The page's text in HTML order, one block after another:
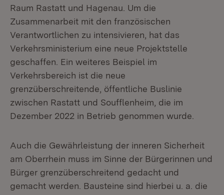
Raum Rastatt und Hagenau. Um die
Zusammenarbeit mit den französischen
Verantwortlichen zu intensivieren, hat das
Verkehrsministerium eine neue Projektstelle
geschaffen. Ein weiteres Beispiel im
Verkehrsbereich ist die neue
grenzüberschreitende, öffentliche Buslinie
zwischen Rastatt und Soufflenheim, die im
Dezember 2022 in Betrieb genommen wurde.
Auch die Gewährleistung der inneren Sicherheit
am Oberrhein muss im Sinne der Bürgerinnen und
Bürger grenzüberschreitend gedacht und
gemacht werden. Bausteine sind hierbei u. a. die